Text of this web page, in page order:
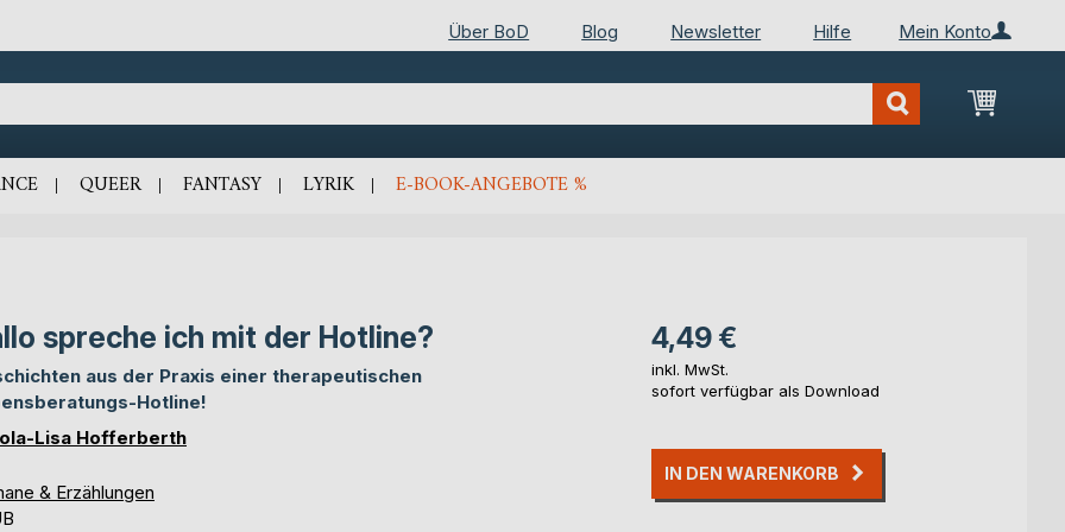
Mein Konto
Über BoD Blog Newsletter Hilfe
Mein
QUEER FANTASY LYRIK E-BOOK-ANGEBOTE %
spreche ich mit der Hotline?
aus der Praxis einer therapeutischen
Hotline!
Lisa Hofferberth
& Erzählungen
4,49 €
inkl. MwSt.
sofort verfügbar als Download
IN DEN WARENKORB